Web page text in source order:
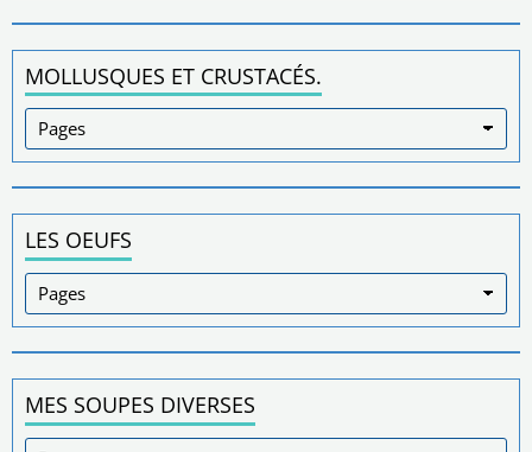
MOLLUSQUES ET CRUSTACÉS.
LES OEUFS
MES SOUPES DIVERSES